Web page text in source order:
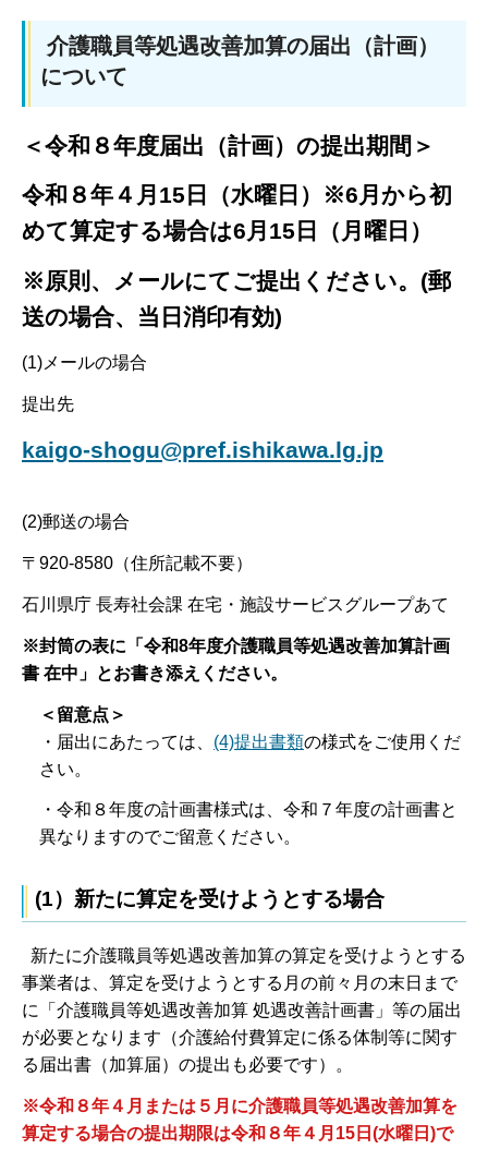
介護職員等処遇改善加算の届出（計画）
について
＜令和８年度届出（計画）の提出期間＞
令和８年４月15日（水曜日）※6月から初
めて算定する場合は6月15日（月曜日）
※原則、メールにてご提出ください。(郵
送の場合、当日消印有効)
(1)メールの場合
提出先
kaigo-shogu@pref.ishikawa.lg.jp
(2)郵送の場合
〒920-8580（住所記載不要）
石川県庁 長寿社会課 在宅・施設サービスグループあて
※封筒の表に「令和8年度介護職員等処遇改善加算計画
書 在中」とお書き添えください。
＜留意点＞
・届出にあたっては、 (4)提出書類の様式をご使用くだ
さい。
・令和８年度の計画書様式は、令和７年度の計画書と
異なりますのでご留意ください。
(1）新たに算定を受けようとする場合
新たに介護職員等処遇改善加算の算定を受けようとする
事業者は、算定を受けようとする月の前々月の末日まで
に「介護職員等処遇改善加算 処遇改善計画書」等の届出
が必要となります（介護給付費算定に係る体制等に関す
る届出書（加算届）の提出も必要です）。
※令和８年４月または５月に介護職員等処遇改善加算を
算定する場合の提出期限は令和８年４月15日(水曜日)で